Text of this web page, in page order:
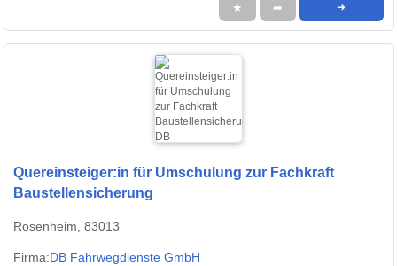
★ ➦ ➜
Quereinsteiger:in für Umschulung zur Fachkraft
Baustellensicherung
Rosenheim, 83013
Firma:DB Fahrwegdienste GmbH